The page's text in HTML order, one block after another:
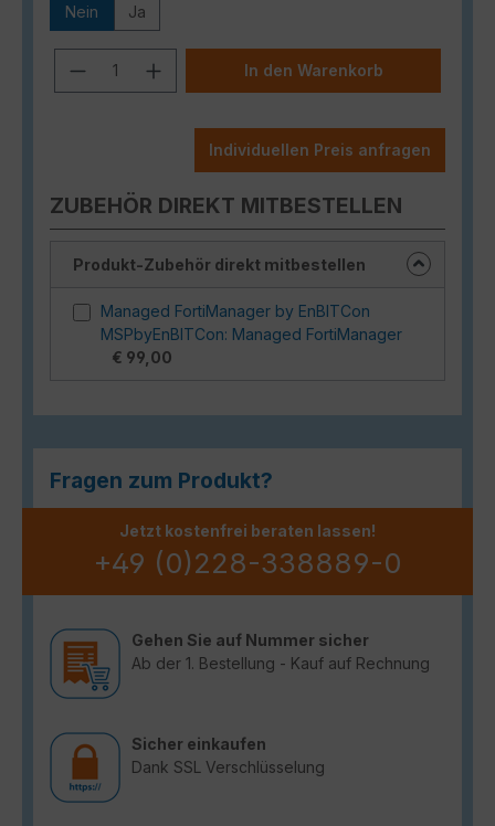
Nein Ja
Produkt Anzahl: Gib den
In den Warenkorb
Individuellen Preis anfragen
ZUBEHÖR DIREKT MITBESTELLEN
Produkt-Zubehör direkt mitbestellen
Managed FortiManager by EnBITCon
MSPbyEnBITCon: Managed FortiManager
€ 99,00
Fragen zum Produkt?
Jetzt kostenfrei beraten lassen!
+49 (0)228-338889-0
Gehen Sie auf Nummer sicher
Ab der 1. Bestellung - Kauf auf Rechnung
Sicher einkaufen
Dank SSL Verschlüsselung